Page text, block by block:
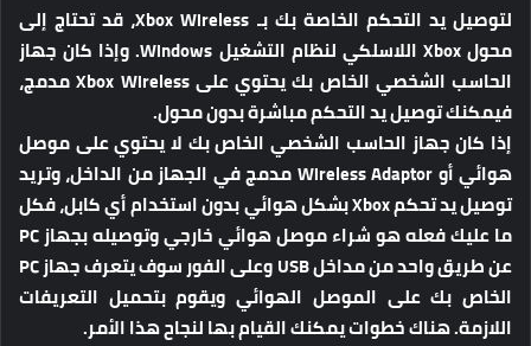
لتوصيل يد التحكم الخاصة بك بـ Xbox Wireless، قد تحتاج إلى
محول Xbox اللاسلكي لنظام التشغيل Windows. وإذا كان جهاز
الحاسب الشخصي الخاص بك يحتوي على Xbox Wireless مدمج،
فيمكنك توصيل يد التحكم مباشرة بدون محول.
إذا كان جهاز الحاسب الشخصي الخاص بك لا يحتوي على موصل
هوائي أو Wireless Adaptor مدمج في الجهاز من الداخل، وتريد
توصيل يد تحكم Xbox بشكل هوائي بدون استخدام أي كابل، فكل
ما عليك فعله هو شراء موصل هوائي خارجي وتوصيله بجهاز PC
عن طريق واحد من مداخل USB وعلى الفور سوف يتعرف جهاز PC
الخاص بك على الموصل الهوائي ويقوم بتحميل التعريفات
اللازمة. هناك خطوات يمكنك القيام بها لنجاح هذا الأمر.